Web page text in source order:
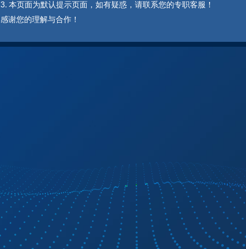
3. 本页面为默认提示页面，如有疑惑，请联系您的专职客服！
感谢您的理解与合作！